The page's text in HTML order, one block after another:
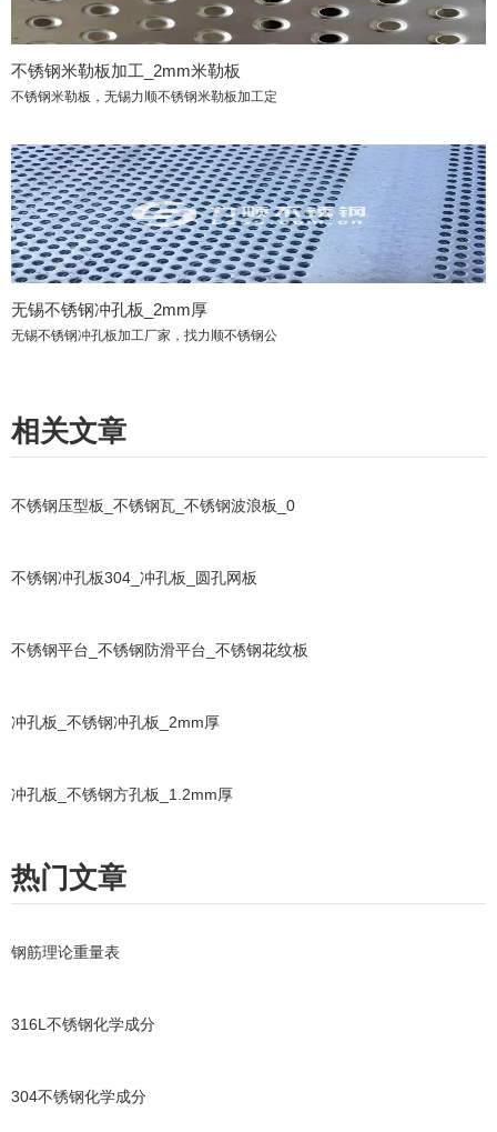
不锈钢米勒板加工_2mm米勒板
不锈钢米勒板，无锡力顺不锈钢米勒板加工定
无锡不锈钢冲孔板_2mm厚
无锡不锈钢冲孔板加工厂家，找力顺不锈钢公
相关文章
不锈钢压型板_不锈钢瓦_不锈钢波浪板_0
不锈钢冲孔板304_冲孔板_圆孔网板
不锈钢平台_不锈钢防滑平台_不锈钢花纹板
冲孔板_不锈钢冲孔板_2mm厚
冲孔板_不锈钢方孔板_1.2mm厚
热门文章
钢筋理论重量表
316L不锈钢化学成分
304不锈钢化学成分